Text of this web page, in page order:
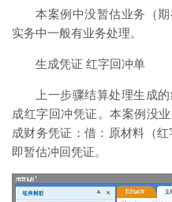
本案例中没暂估业务（
实务中一般有业务处理。
生成凭证 红字回冲单
上一步骤结算处理生成
成红字回冲凭证。本案例没
成财务凭证：借：原材料（
即暂估冲回凭证。